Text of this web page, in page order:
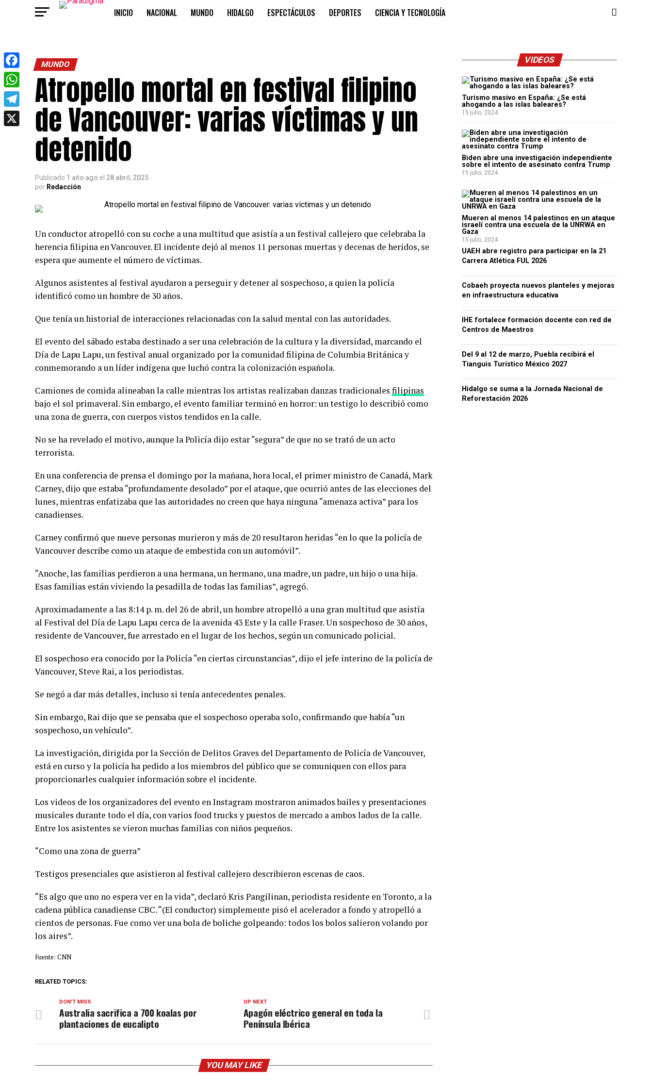
INICIO NACIONAL MUNDO HIDALGO ESPECTÁCULOS DEPORTES CIENCIA Y TECNOLOGÍA
MUNDO
Atropello mortal en festival filipino
de Vancouver: varias víctimas y un
detenido
Publicado 1 año ago el 28 abril, 2025
por Redacción
Un conductor atropelló con su coche a una multitud que asistía a un festival callejero que celebraba la
herencia filipina en Vancouver. El incidente dejó al menos 11 personas muertas y decenas de heridos, se
espera que aumente el número de víctimas.
Algunos asistentes al festival ayudaron a perseguir y detener al sospechoso, a quien la policía
identificó como un hombre de 30 años.
Que tenía un historial de interacciones relacionadas con la salud mental con las autoridades.
El evento del sábado estaba destinado a ser una celebración de la cultura y la diversidad, marcando el
Día de Lapu Lapu, un festival anual organizado por la comunidad filipina de Columbia Británica y
conmemorando a un líder indígena que luchó contra la colonización española.
Camiones de comida alineaban la calle mientras los artistas realizaban danzas tradicionales filipinas
bajo el sol primaveral. Sin embargo, el evento familiar terminó en horror: un testigo lo describió como
una zona de guerra, con cuerpos vistos tendidos en la calle.
No se ha revelado el motivo, aunque la Policía dijo estar “segura” de que no se trató de un acto
terrorista.
En una conferencia de prensa el domingo por la mañana, hora local, el primer ministro de Canadá, Mark
Carney, dijo que estaba “profundamente desolado” por el ataque, que ocurrió antes de las elecciones del
lunes, mientras enfatizaba que las autoridades no creen que haya ninguna “amenaza activa” para los
canadienses.
Carney confirmó que nueve personas murieron y más de 20 resultaron heridas “en lo que la policía de
Vancouver describe como un ataque de embestida con un automóvil”.
“Anoche, las familias perdieron a una hermana, un hermano, una madre, un padre, un hijo o una hija.
Esas familias están viviendo la pesadilla de todas las familias”, agregó.
Aproximadamente a las 8:14 p. m. del 26 de abril, un hombre atropelló a una gran multitud que asistía
al Festival del Día de Lapu Lapu cerca de la avenida 43 Este y la calle Fraser. Un sospechoso de 30 años,
residente de Vancouver, fue arrestado en el lugar de los hechos, según un comunicado policial.
El sospechoso era conocido por la Policía “en ciertas circunstancias”, dijo el jefe interino de la policía de
Vancouver, Steve Rai, a los periodistas.
Se negó a dar más detalles, incluso si tenía antecedentes penales.
Sin embargo, Rai dijo que se pensaba que el sospechoso operaba solo, confirmando que había “un
sospechoso, un vehículo”.
La investigación, dirigida por la Sección de Delitos Graves del Departamento de Policía de Vancouver,
está en curso y la policía ha pedido a los miembros del público que se comuniquen con ellos para
proporcionarles cualquier información sobre el incidente.
Los videos de los organizadores del evento en Instagram mostraron animados bailes y presentaciones
musicales durante todo el día, con varios food trucks y puestos de mercado a ambos lados de la calle.
Entre los asistentes se vieron muchas familias con niños pequeños.
“Como una zona de guerra”
Testigos presenciales que asistieron al festival callejero describieron escenas de caos.
“Es algo que uno no espera ver en la vida”, declaró Kris Pangilinan, periodista residente en Toronto, a la
cadena pública canadiense CBC. “(El conductor) simplemente pisó el acelerador a fondo y atropelló a
cientos de personas. Fue como ver una bola de boliche golpeando: todos los bolos salieron volando por
los aires”.
Fuente: CNN
RELATED TOPICS:
UP NEXT
Apagón eléctrico general en toda la
Península Ibérica
DON'T MISS
Australia sacrifica a 700 koalas por
plantaciones de eucalipto
YOU MAY LIKE
VIDEOS
Turismo masivo en España: ¿Se está
ahogando a las islas baleares?
15 julio, 2024
Biden abre una investigación independiente
sobre el intento de asesinato contra Trump
15 julio, 2024
Mueren al menos 14 palestinos en un ataque
israelí contra una escuela de la UNRWA en
Gaza
15 julio, 2024
UAEH abre registro para participar en la 21
Carrera Atlética FUL 2026
Cobaeh proyecta nuevos planteles y mejoras
en infraestructura educativa
IHE fortalece formación docente con red de
Centros de Maestros
Del 9 al 12 de marzo, Puebla recibirá el
Tianguis Turístico México 2027
Hidalgo se suma a la Jornada Nacional de
Reforestación 2026
Facebook
WhatsApp
Telegram